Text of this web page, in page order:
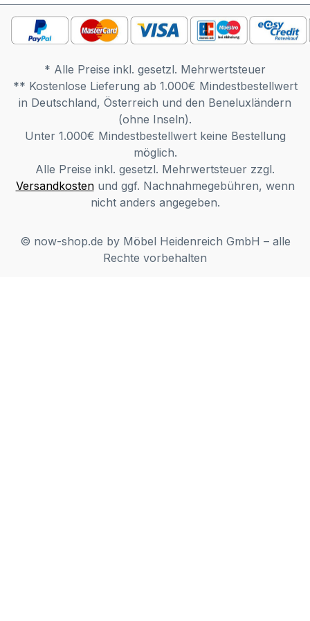
unserer Ausstellung aufgebaut. Bitte fragen
Sie telefonisch nach, ob eine Besichtigung
derzeit möglich ist. Der Sonderpreis bezieht
ist Originalware. Sie erhalten keinen
Retourenartikel oder zweite Wahl Artikel.
Bitte beachten Sie, dass es sich bei
Ausstellungsstücken um Artikel handelt, die
optische Mängel haben können (in diesem
Fall wird der Mangel per Foto dargestellt)
und nicht mehr original verpackt sind.
Hierbei könnte es zu transportbedingten
Beschädigungen kommen. In diesen Fällen
zurücknehmen und nicht austauschen. Der
Verkauf erfolgt unter Ausschluss jeglicher
* Alle Preise inkl. gesetzl. Mehrwertsteuer
** Kostenlose Lieferung ab 1.000€ Mindestbestellwert
in Deutschland, Österreich und den Beneluxländern
(ohne Inseln).
Unter 1.000€ Mindestbestellwert keine Bestellung
möglich.
Alle Preise inkl. gesetzl. Mehrwertsteuer zzgl.
Versandkostenund ggf. Nachnahmegebühren, wenn
nicht anders angegeben.
© now-shop.de by Möbel Heidenreich GmbH – alle
Rechte vorbehalten